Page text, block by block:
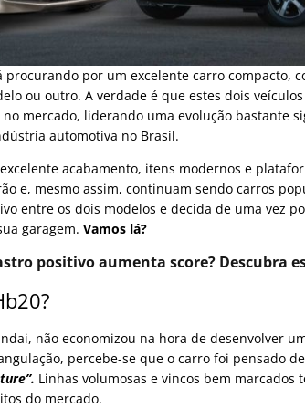
procurando por um excelente carro compacto,
ou outro. A verdade é que estes dois
mercado, liderando uma evolução bastante
automotiva no Brasil.
acabamento, itens modernos e
e, mesmo assim, continuam sendo carros
entre os dois modelos e decida de uma vez
garagem. Vamos lá?
positivo aumenta score? Descubra
não economizou na hora de desenvolver
percebe-se que o carro foi pensado
Linhas volumosas e vincos bem marcados
do mercado.